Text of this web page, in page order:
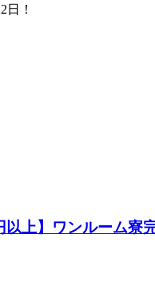
！
上】ワンルーム